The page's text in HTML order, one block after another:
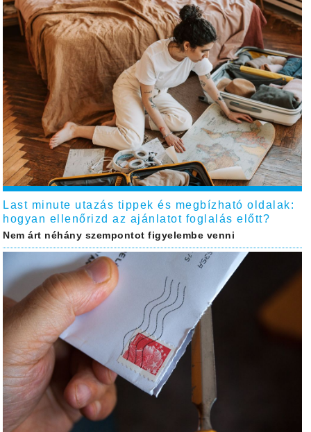
Last minute utazás tippek és megbízható oldalak:
hogyan ellenőrizd az ajánlatot foglalás előtt?
Nem árt néhány szempontot figyelembe venni